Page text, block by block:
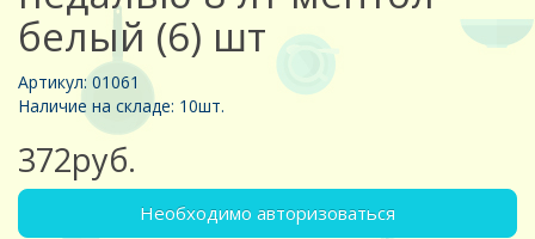
белый (6) шт
Артикул: 01061
Наличие на складе: 10шт.
372руб.
Необходимо авторизоваться